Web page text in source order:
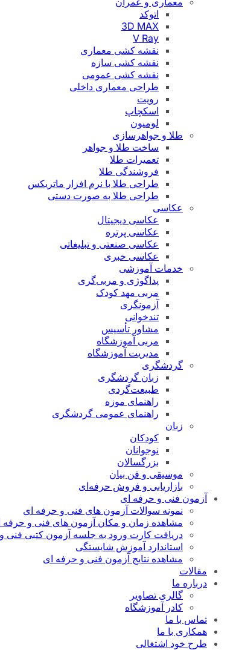
اتوکد
3D MAX
V Ray
نقشه کشی معماری
نقشه کشی سازه
نقشه کشی عمومی
طراحی معماری داخلی
رویت
اسکچاپ
لومیون
طلا و جواهرسازی
ساخت طلا و جواهر
تعمیرات طلا
فروشندگی طلا
طراحی طلا با نرم افزار ماتریکس
طراحی طلا به صورت دستی
عکاسی
عکاسی دیجیتال
عکاسی پرتره
عکاسی صنعتی و تبلیغاتی
عکاسی خبری
خدمات آموزشی
پداگوژی و مربی‌گری
مربی مهد کودک
آزمونگری
تندخوانی
مشاور تأسیس
مربی آموزشگاه
مدیریت آموزشگاه
گردشگری
زبان گردشگری
طبیعت‌گردی
راهنمای موزه
راهنمای عمومی گردشگری
زبان
کودکان
نوجوانان
بزرگسالان
موسیقی و فن بیان
بازاریابی و فروش حرفه‌ای
آزمون فنی و حرفه ای
نمونه سوالات آزمون های فنی و حرفه ای
مشاهده زمان و مکان آزمون های فنی و حرفه
دریافت کارت ورود به جلسه آزمون کتبی فنی
استاندارد آموزش شایستگی
مشاهده نتایج آزمون فنی و حرفه ای
مقالات
درباره ما
گالری تصاویر
کادر آموزشگاه
تماس با ما
همکاری با ما
طرح خود اشتغالی